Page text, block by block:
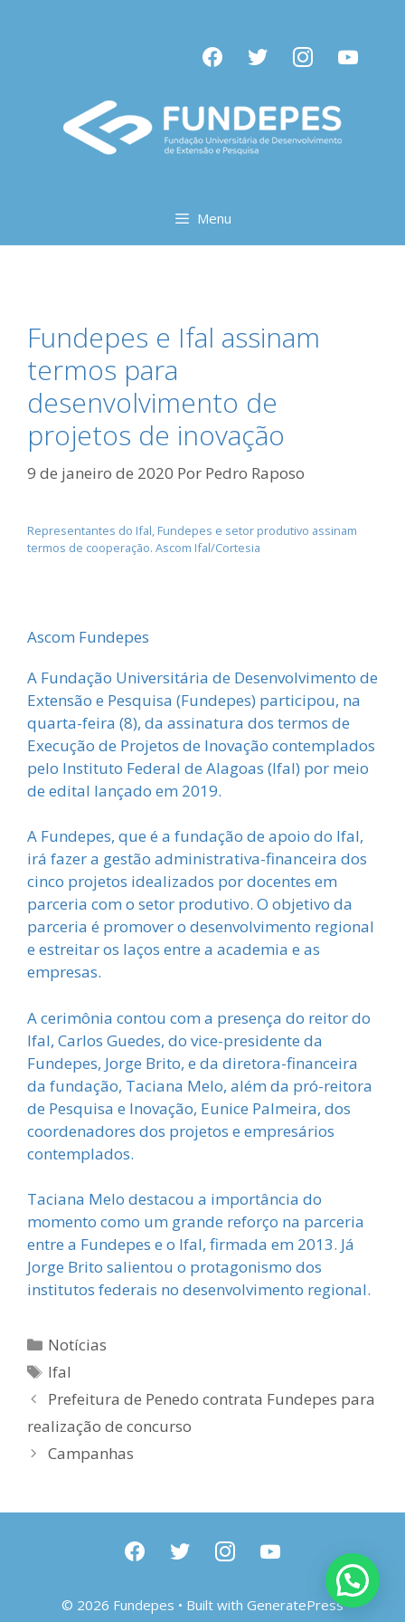
facebooktwitter instagramyoutube
Menu
Fundepes e Ifal assinam
termos para
desenvolvimento de
projetos de inovação
9 de janeiro de 2020 Por Pedro Raposo
Representantes do Ifal, Fundepes e setor produtivo assinam
termos de cooperação. Ascom Ifal/Cortesia
Ascom Fundepes
A Fundação Universitária de Desenvolvimento de
Extensão e Pesquisa (Fundepes) participou, na
quarta-feira (8), da assinatura dos termos de
Execução de Projetos de Inovação contemplados
pelo Instituto Federal de Alagoas (Ifal) por meio
de edital lançado em 2019.
A Fundepes, que é a fundação de apoio do Ifal,
irá fazer a gestão administrativa-financeira dos
cinco projetos idealizados por docentes em
parceria com o setor produtivo. O objetivo da
parceria é promover o desenvolvimento regional
e estreitar os laços entre a academia e as
empresas.
A cerimônia contou com a presença do reitor do
Ifal, Carlos Guedes, do vice-presidente da
Fundepes, Jorge Brito, e da diretora-financeira
da fundação, Taciana Melo, além da pró-reitora
de Pesquisa e Inovação, Eunice Palmeira, dos
coordenadores dos projetos e empresários
contemplados.
Taciana Melo destacou a importância do
momento como um grande reforço na parceria
entre a Fundepes e o Ifal, firmada em 2013. Já
Jorge Brito salientou o protagonismo dos
institutos federais no desenvolvimento regional.
Categorias
Notícias
Tags
Ifal
Prefeitura de Penedo contrata Fundepes para
realização de concurso
Campanhas
facebooktwitter instagramyoutube
© 2026 Fundepes • Built with GeneratePress